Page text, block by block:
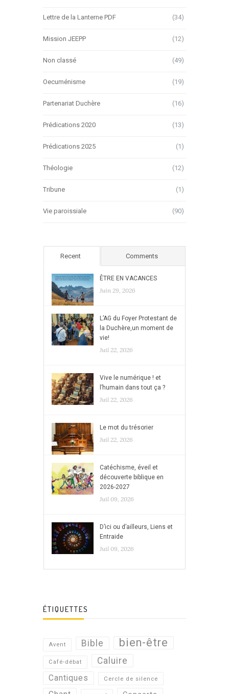
Lettre de la Lanterne PDF (34)
Mission JEEPP (12)
Non classé (49)
Oecuménisme (19)
Partenariat Duchère (16)
Prédications 2020 (13)
Prédications 2025 (1)
Théologie (12)
Tribune (1)
Vie paroissiale (90)
Recent Comments
ÊTRE EN VACANCES
Juin 29, 2026
L’AG du Foyer Protestant de
la Duchère,un moment de
vie!
Juil 22, 2026
Vive le numérique ! et
l’humain dans tout ça ?
Juil 22, 2026
Le mot du trésorier
Juil 22, 2026
Catéchisme, éveil et
découverte biblique en
2026-2027
Juil 09, 2026
D’ici ou d’ailleurs, Liens et
Entraide
Juil 09, 2026
ÉTIQUETTES
Avent Bible bien-être
Café-débat Caluire
Cantiques Cercle de silence